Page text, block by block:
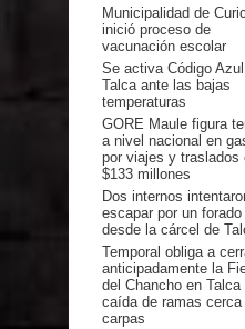
Seremi
Del
Renuncia
Talca
Diputado
Municipalidad de
inició proceso de
vacunación escolar
Se activa Código
Talca ante las bajas
temperaturas
GORE Maule figura
a nivel nacional en
por viajes y traslados
$133 millones
Dos internos
escapar por un forado
desde la cárcel de
Temporal obliga a
anticipadamente la
del Chancho en Talca
caída de ramas cerca
carpas